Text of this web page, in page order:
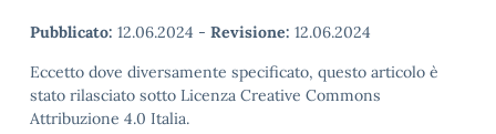
Pubblicato: 12.06.2024 - Revisione: 12.06.2024
Eccetto dove diversamente specificato, questo articolo è
stato rilasciato sotto Licenza Creative Commons
Attribuzione 4.0 Italia.